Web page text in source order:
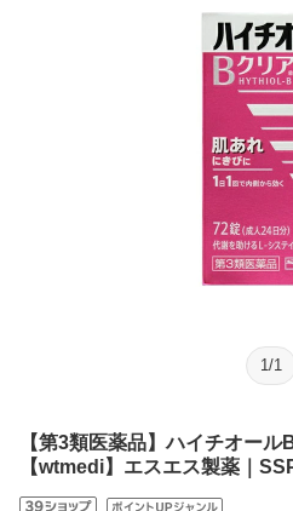
1 /1
【第3類医薬品】ハイチオール
【wtmedi】エスエス製薬｜